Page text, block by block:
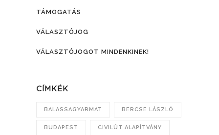
TÁMOGATÁS
VÁLASZTÓJOG
VÁLASZTÓJOGOT MINDENKINEK!
CÍMKÉK
BALASSAGYARMAT BERCSE LÁSZLÓ
BUDAPEST CIVILÚT ALAPÍTVÁNY